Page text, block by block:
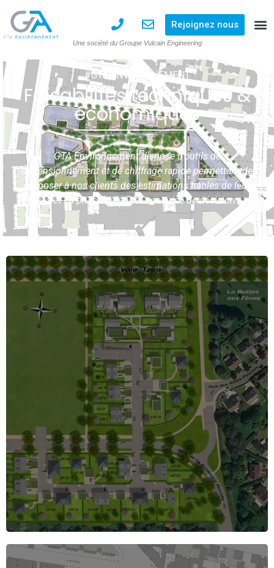
Rejoignez nous
Une société du Groupe Vulcain Engineering
#GTA ENVIRONNEMENT
Faisabilités techniques &
économiques
GTA Environnement dispose d’outils de
dimensionnement et de chiffrage rapide permettant de
proposer à nos clients des estimations fiables de leur
projet en phase amont et une prise de décision.
GTA Environnement établit des ratios de chacun des
marchés de travaux passés, par type et par thème.
. Ajouté à un éventail de prix conséquents,
nous maitrisons les ratios d’opération immobilière,
d’aménagement de ZAC, de plates formes d’activités,
de dossier PRNU. La réalisation de schémas directeur
et de pré dimensionnement accompagne les outils de
chiffrage.